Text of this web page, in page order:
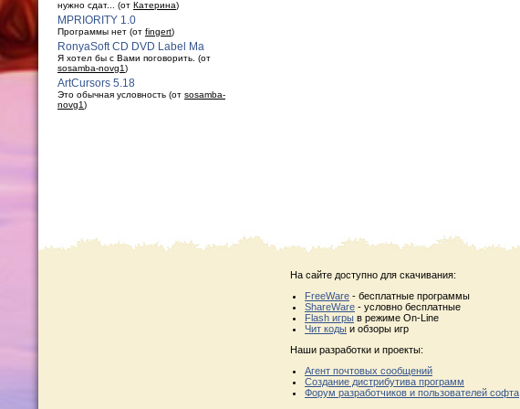
нужно сдат... (от Катерина)
MPRIORITY 1.0
Программы нет (от fingert)
RonyaSoft CD DVD Label Ma
Я хотел бы с Вами поговорить. (от
sosamba-novg1)
ArtCursors 5.18
Это обычная условность (от sosamba-
novg1)
На сайте доступно для скачивания:
FreeWare - бесплатные программы
ShareWare - условно бесплатные
Flash игры в режиме On-Line
Чит коды и обзоры игр
Наши разработки и проекты:
Агент почтовых сообщений
Создание дистрибутива программ
Форум разработчиков и пользователей софта